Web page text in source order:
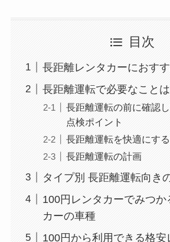
目次
長距離レンタカーにおす
長距離運転で必要なことは
長距離運転の前に確認
点検ポイント
長距離運転を快適にす
長距離運転の計画
タイプ別 長距離運転向き
100円レンタカーでみつか
カーの車種
100円から利用できる格安